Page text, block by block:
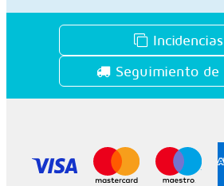
Incidencias
Seguimiento